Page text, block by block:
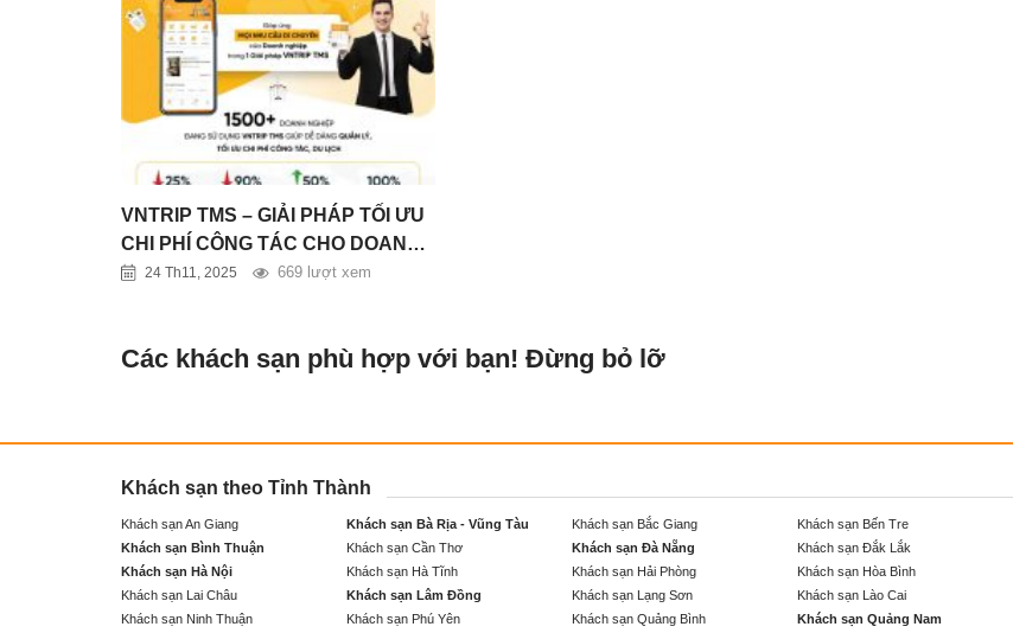
VNTRIP TMS – GIẢI PHÁP TỐI ƯU
CHI PHÍ CÔNG TÁC CHO DOANH
NGHIỆP
24 Th11, 2025 669 lượt xem
Các khách sạn phù hợp với bạn! Đừng bỏ lỡ
Khách sạn theo Tỉnh Thành
Khách sạn An Giang Khách sạn Bà Rịa - Vũng Tàu Khách sạn Bắc Giang Khách sạn Bến Tre
Khách sạn Bình Thuận
Khách sạn Cần Thơ Khách sạn Đà Nẵng Khách sạn Đắk Lắk
Khách sạn Hà Nội
Khách sạn Hà Tĩnh Khách sạn Hải Phòng Khách sạn Hòa Bình
Khách sạn Lai Châu
Khách sạn Lâm Đồng Khách sạn Lạng Sơn Khách sạn Lào Cai
Khách sạn Ninh Thuận
Khách sạn Phú Yên Khách sạn Quảng Bình Khách sạn Quảng Nam